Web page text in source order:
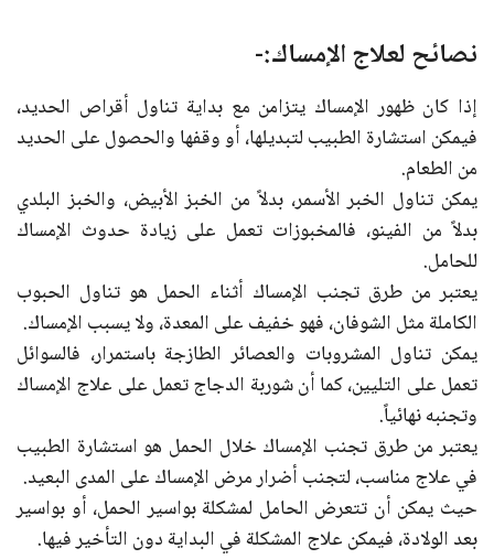
نصائح لعلاج الإمساك:-
إذا كان ظهور الإمساك يتزامن مع بداية تناول أقراص الحديد،
فيمكن استشارة الطبيب لتبديلها، أو وقفها والحصول على الحديد
من الطعام.
يمكن تناول الخبر الأسمر، بدلاً من الخبز الأبيض، والخبز البلدي
بدلاً من الفينو، فالمخبوزات تعمل على زيادة حدوث الإمساك
للحامل.
يعتبر من طرق تجنب الإمساك أثناء الحمل هو تناول الحبوب
الكاملة مثل الشوفان، فهو خفيف على المعدة، ولا يسبب الإمساك.
يمكن تناول المشروبات والعصائر الطازجة باستمرار، فالسوائل
تعمل على التليين، كما أن شوربة الدجاج تعمل على علاج الإمساك
وتجنبه نهائياً.
يعتبر من طرق تجنب الإمساك خلال الحمل هو استشارة الطبيب
في علاج مناسب، لتجنب أضرار مرض الإمساك على المدى البعيد.
حيث يمكن أن تتعرض الحامل لمشكلة بواسير الحمل، أو بواسير
بعد الولادة، فيمكن علاج المشكلة في البداية دون التأخير فيها.